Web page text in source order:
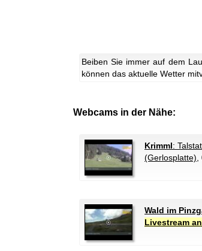
Beiben Sie immer auf dem
können das aktuelle Wetter
Webcams in der Nähe:
Krimml:
(Gerlosplatte)
Wald im
Livestream